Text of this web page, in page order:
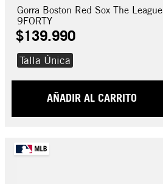
Gorra Boston Red Sox The League
9FORTY
$139.990
Talla Única
AÑADIR AL CARRITO